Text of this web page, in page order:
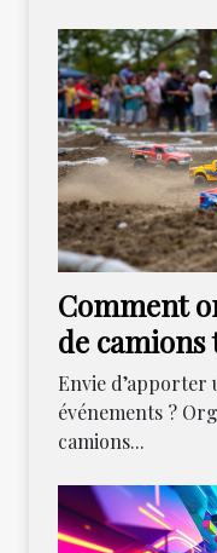
Comment
de camions
pour
Envie d’apporter
événements ?
camions...